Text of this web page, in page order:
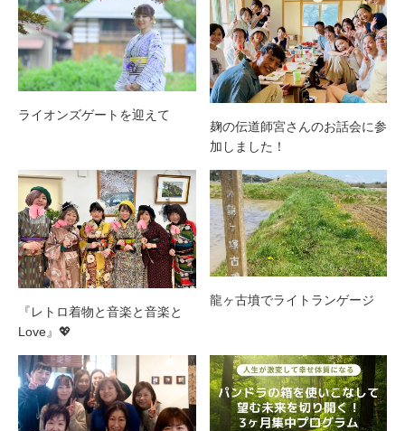
ライオンズゲートを迎えて
麹の伝道師宮さんのお話会に参
加しました！
『レトロ着物と音楽と音楽と
Love』💖
龍ヶ古墳でライトランゲージ